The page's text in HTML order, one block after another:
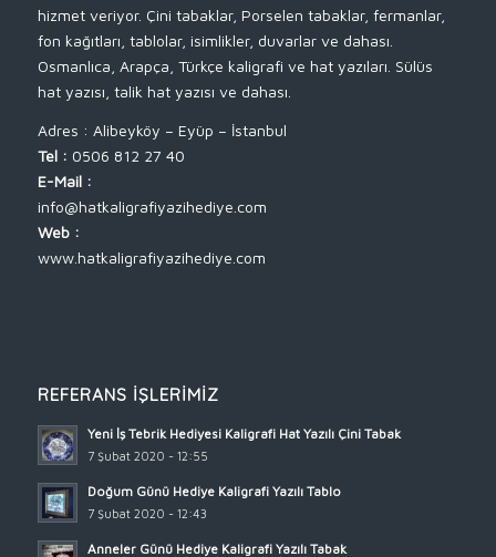
hizmet veriyor. Çini tabaklar, Porselen tabaklar, fermanlar,
fon kağıtları, tablolar, isimlikler, duvarlar ve dahası.
Osmanlıca, Arapça, Türkçe kaligrafi ve hat yazıları. Sülüs
hat yazısı, talik hat yazısı ve dahası.
Adres : Alibeyköy – Eyüp – İstanbul
Tel : 0506 812 27 40
E-Mail :
info@hatkaligrafiyazihediye.com
Web :
www.hatkaligrafiyazihediye.com
REFERANS İŞLERIMIZ
Yeni İş Tebrik Hediyesi Kaligrafi Hat Yazılı Çini Tabak
7 Şubat 2020 - 12:55
Doğum Günü Hediye Kaligrafi Yazılı Tablo
7 Şubat 2020 - 12:43
Anneler Günü Hediye Kaligrafi Yazılı Tabak